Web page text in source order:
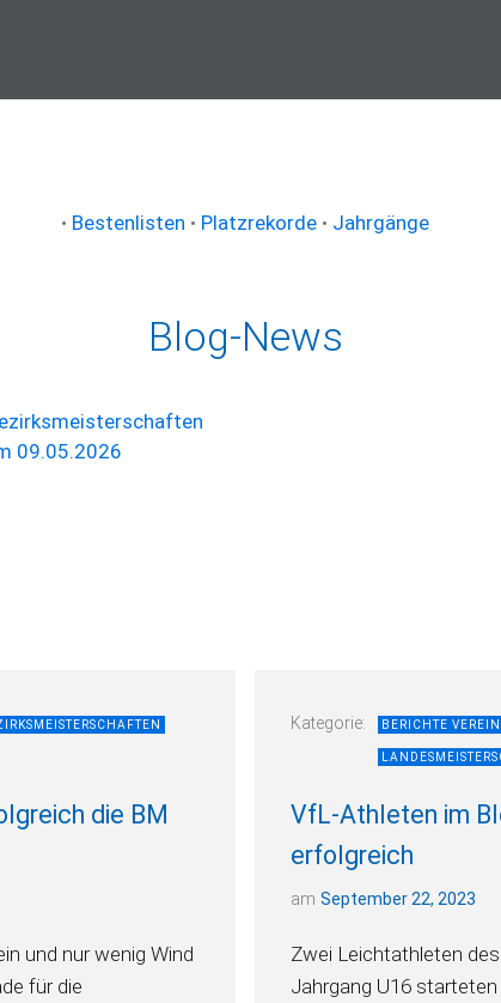
• Bestenlisten • Platzrekorde • Jahrgänge
Blog-News
die BM
und nur wenig Wind
für die
Kategorie: BERICHTE VEREIN
VfL-Athleten im
erfolgreich
am September 22, 2023
Zwei Leichtathleten
Jahrgang U16